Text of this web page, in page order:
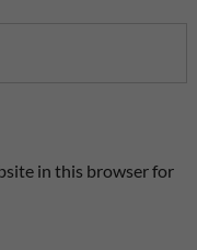
in this browser for